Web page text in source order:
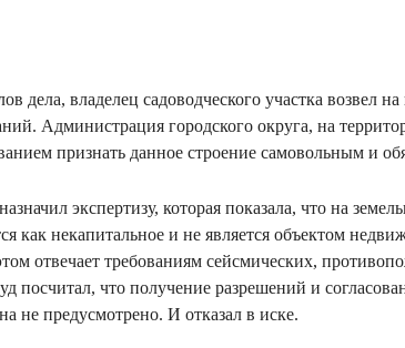
дела, владелец садоводческого участка возвел
Администрация городского округа, на
признать данное строение самовольным и
экспертизу, которая показала, что на
как некапитальное и не является объектом
отвечает требованиям сейсмических,
посчитал, что получение разрешений и
не предусмотрено. И отказал в иске.